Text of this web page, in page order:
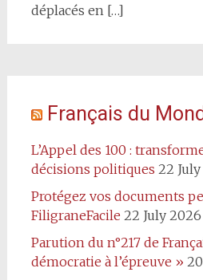
déplacés en […]
Français du
L’Appel des 100 :
décisions politiques 22
Protégez vos documents
FiligraneFacile 22 July 2026
Parution du n°217 de
démocratie à l’épreuve »